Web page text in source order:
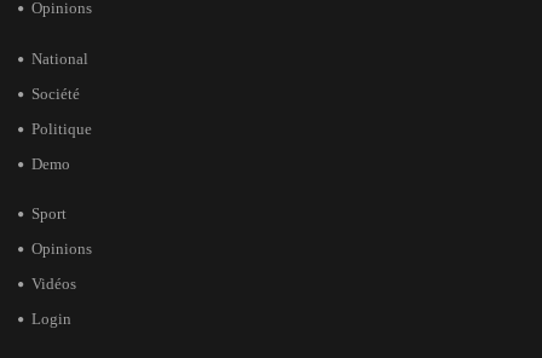
Opinions
National
Société
Politique
Demo
Sport
Opinions
Vidéos
Login